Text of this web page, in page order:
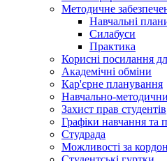
Методичне
Навчальні
Силабуси
Практика
Корисні посилання
Академічні обміни
Кар'єрне планування
Навчально-
Захист прав студентів
Графіки навчання та
Студрада
Можливості за